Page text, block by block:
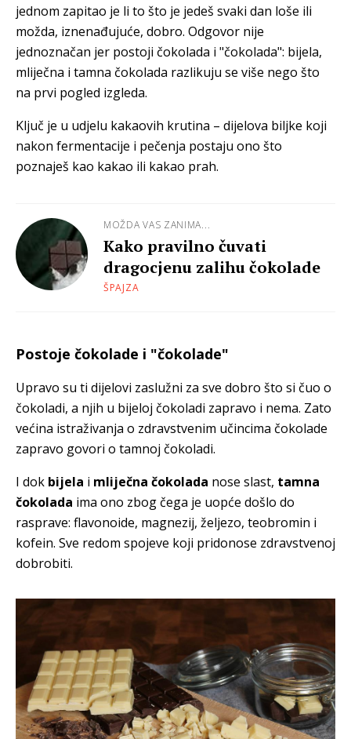
jednom zapitao je li to što je jedeš svaki dan loše ili
možda, iznenađujuće, dobro. Odgovor nije
jednoznačan jer postoji čokolada i "čokolada": bijela,
mliječna i tamna čokolada razlikuju se više nego što
na prvi pogled izgleda.
Ključ je u udjelu kakaovih krutina – dijelova biljke koji
nakon fermentacije i pečenja postaju ono što
poznaješ kao kakao ili kakao prah.
MOŽDA VAS ZANIMA...
Kako pravilno čuvati
dragocjenu zalihu čokolade
ŠPAJZA
Postoje čokolade i "čokolade"
Upravo su ti dijelovi zaslužni za sve dobro što si čuo o
čokoladi, a njih u bijeloj čokoladi zapravo i nema. Zato
većina istraživanja o zdravstvenim učincima čokolade
zapravo govori o tamnoj čokoladi.
I dok bijela i mliječna čokolada nose slast, tamna
čokolada ima ono zbog čega je uopće došlo do
rasprave: flavonoide, magnezij, željezo, teobromin i
kofein. Sve redom spojeve koji pridonose zdravstvenoj
dobrobiti.